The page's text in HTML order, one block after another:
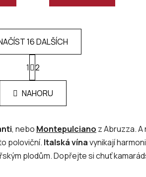
O
v
l
á
a
c
í
p
16 DALŠÍCH
S
t
r
n
k
v
á
n
í
1 2
NAHORU
, nebo Montepulciano z Abruzza.
poloviční. Italská vínavynikají
plodům. Dopřejte si chuť